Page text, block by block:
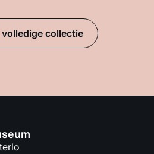
volledige collectie